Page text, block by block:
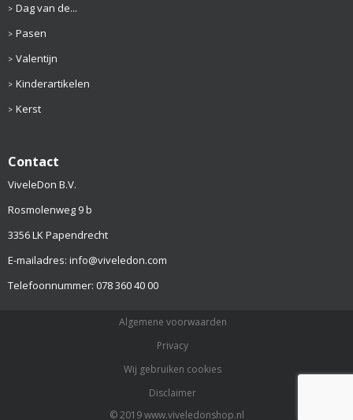
Dag van de...
Pasen
Valentijn
Kinderartikelen
Kerst
Contact
ViveleDon B.V.
Rosmolenweg 9 b
3356 LK Papendrecht
E-mailadres: info@viveledon.com
Telefoonnummer: 078 360 40 00
Algemene voorwaarden
Privacy
Wij gebruiken cookies
Disclaimer
© 2019 www.viveledonshop.nl